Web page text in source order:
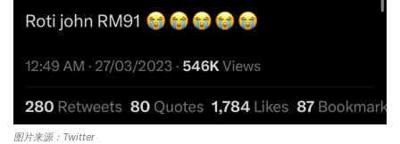
图片来源：Twitter